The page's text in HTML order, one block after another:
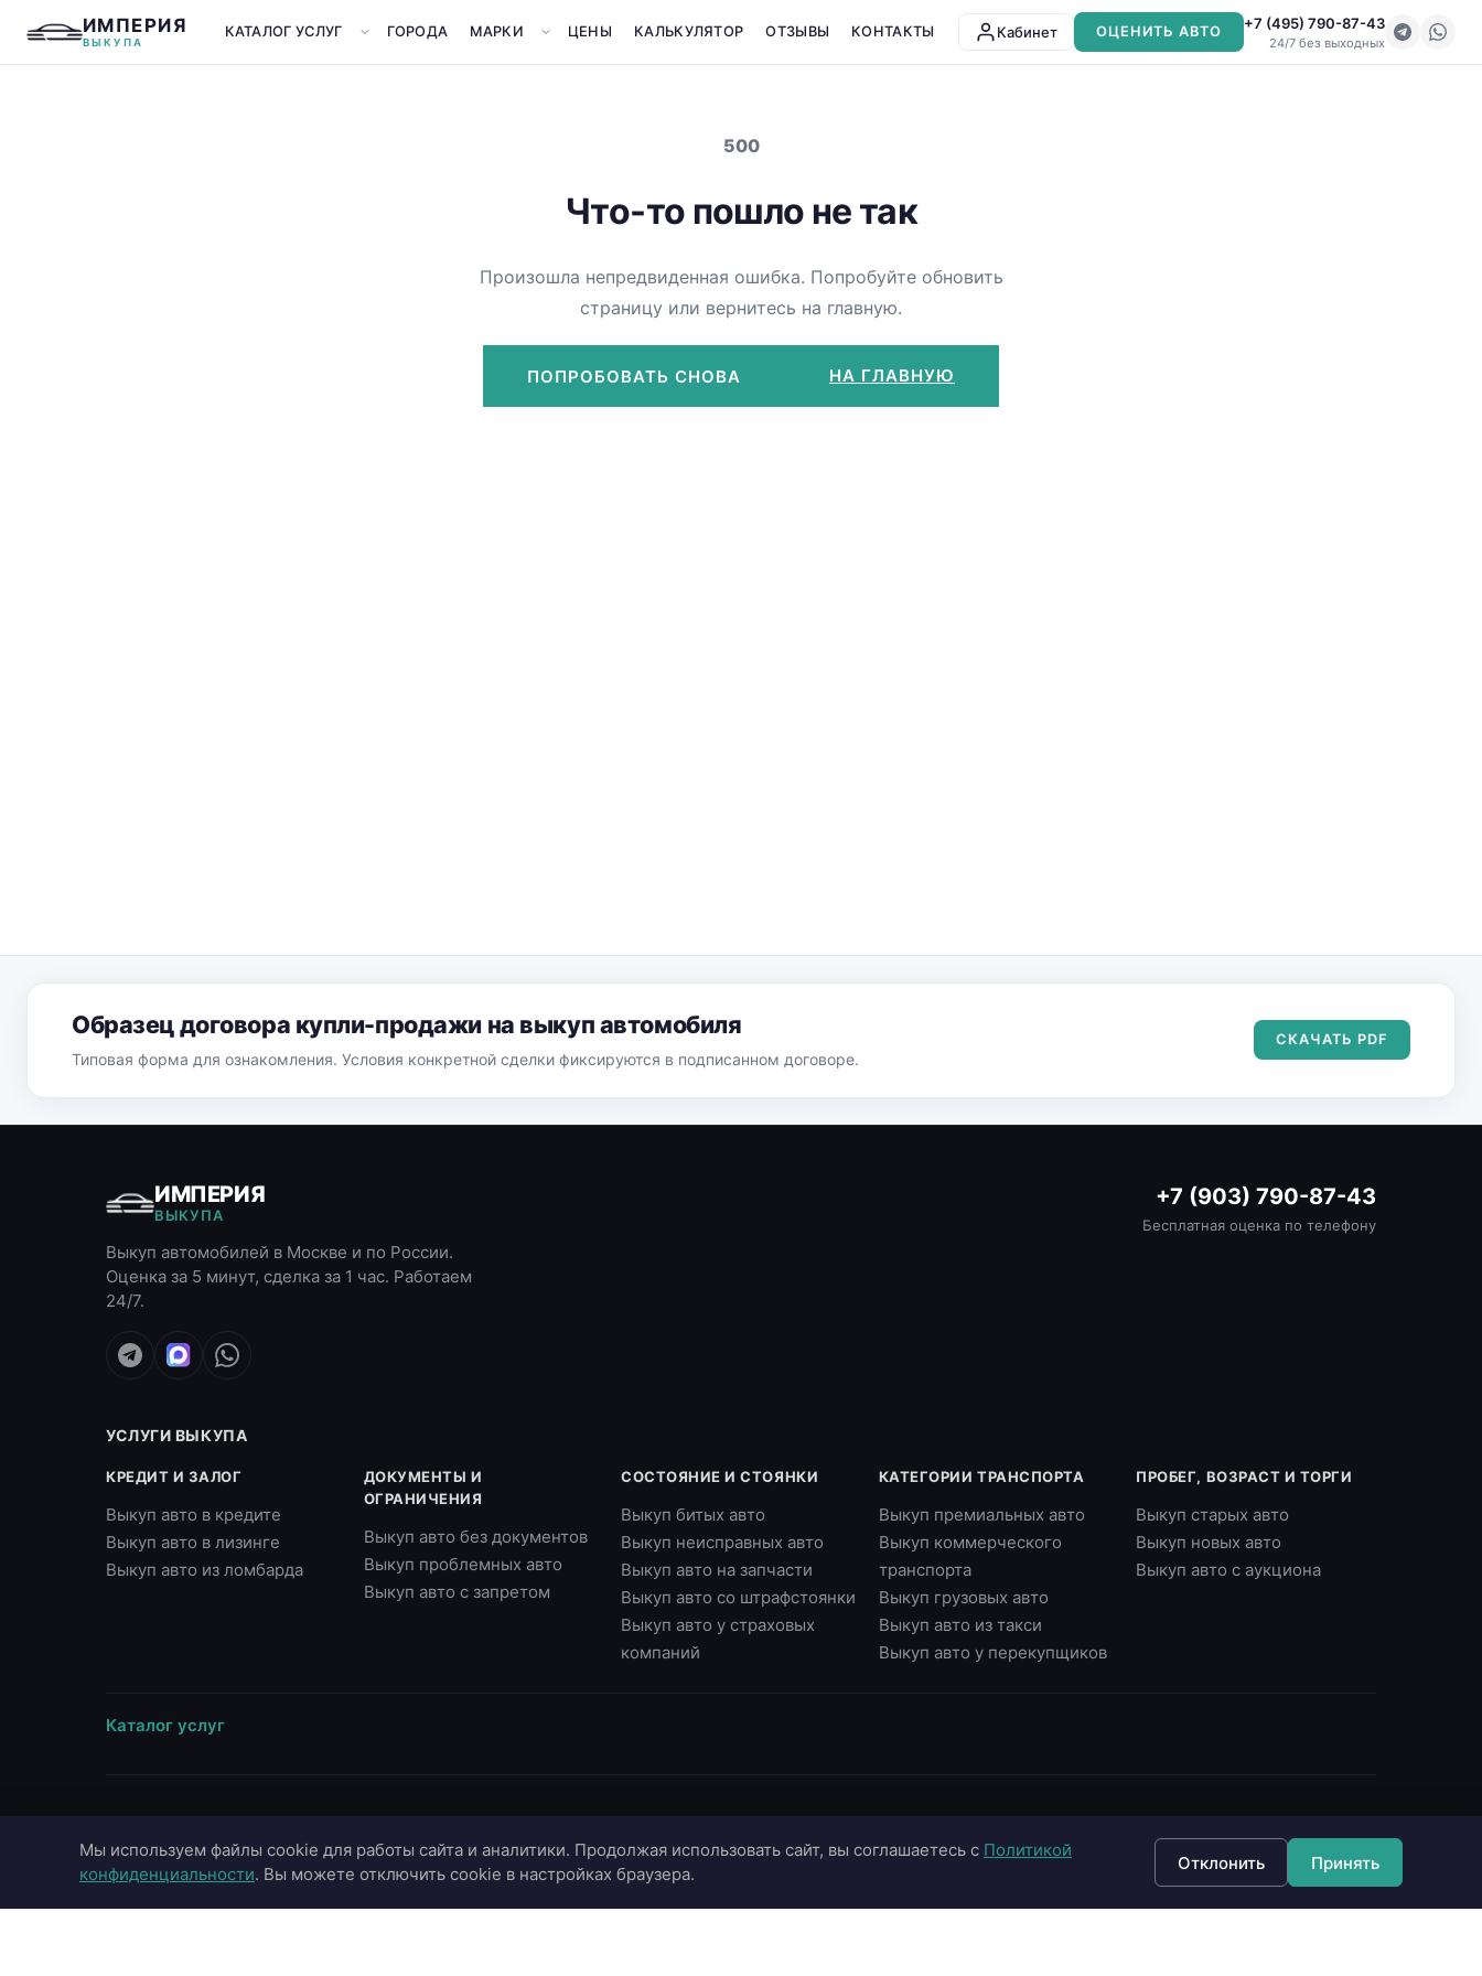
ИМПЕРИЯ
ВЫКУПА
КАТАЛОГ УСЛУГ ГОРОДА МАРКИ ЦЕНЫ КАЛЬКУЛЯТОР ОТЗЫВЫ КОНТАКТЫ Кабинет ОЦЕНИТЬ АВТО +7 (495) 790-87-43
24/7 без выходных
500
Что-то пошло не так
Произошла непредвиденная ошибка. Попробуйте обновить
страницу или вернитесь на главную.
ПОПРОБОВАТЬ СНОВА НА ГЛАВНУЮ
Образец договора купли-продажи на выкуп автомобиля
Типовая форма для ознакомления. Условия конкретной сделки фиксируются в подписанном договоре.
СКАЧАТЬ PDF
ИМПЕРИЯ
ВЫКУПА
Выкуп автомобилей в Москве и по России.
Оценка за 5 минут, сделка за 1 час. Работаем
24/7.
+7 (903) 790-87-43
Бесплатная оценка по телефону
УСЛУГИ ВЫКУПА
КРЕДИТ И ЗАЛОГ
Выкуп авто в кредите
Выкуп авто в лизинге
Выкуп авто из ломбарда
ДОКУМЕНТЫ И
ОГРАНИЧЕНИЯ
Выкуп авто без документов
Выкуп проблемных авто
Выкуп авто с запретом
СОСТОЯНИЕ И СТОЯНКИ
Выкуп битых авто
Выкуп неисправных авто
Выкуп авто на запчасти
Выкуп авто со штрафстоянки
Выкуп авто у страховых
компаний
КАТЕГОРИИ ТРАНСПОРТА
Выкуп премиальных авто
Выкуп коммерческого
транспорта
Выкуп грузовых авто
Выкуп авто из такси
Выкуп авто у перекупщиков
ПРОБЕГ, ВОЗРАСТ И ТОРГИ
Выкуп старых авто
Выкуп новых авто
Выкуп авто с аукциона
Каталог услуг
Москва
Московская область
Toyota
О компании
Портфолио
Страхование ОСАГО
+7 (495) 790-87-43
+7 (903) 790-87-43
Мы используем файлы cookie для работы сайта и аналитики. Продолжая использовать сайт, вы соглашаетесь с Политикой
конфиденциальности. Вы можете отключить cookie в настройках браузера.
Отклонить Принять